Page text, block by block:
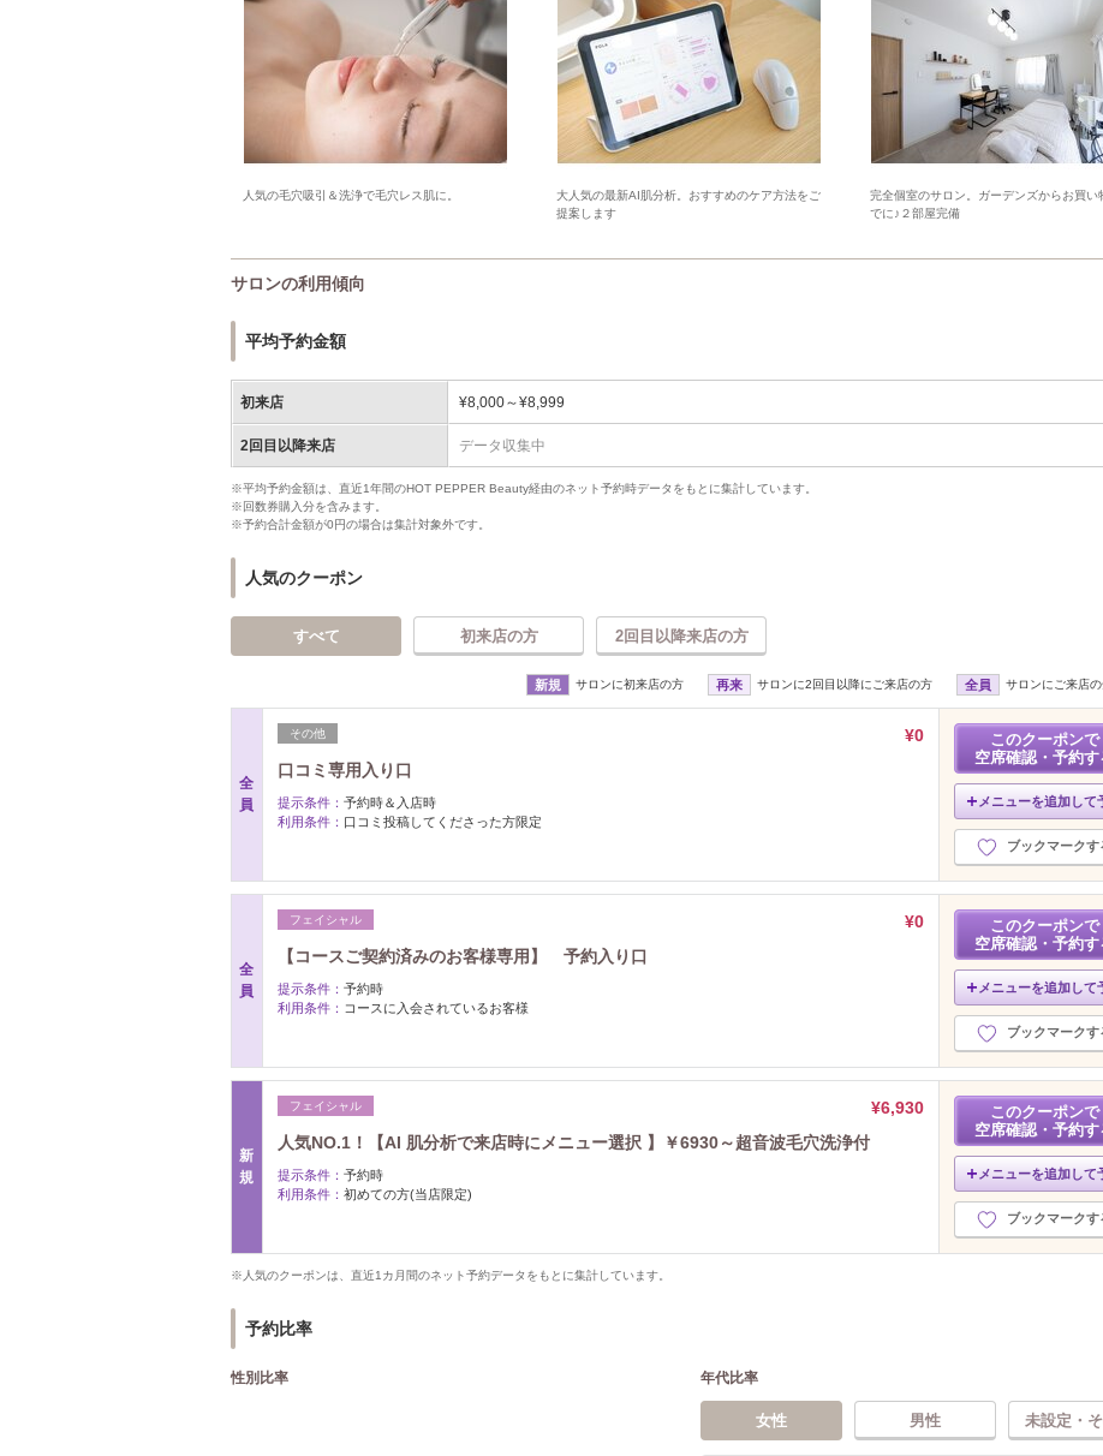
人気の毛穴吸引＆洗浄で毛穴レス肌に。
大人気の最新AI肌分析。おすすめのケア方法をご
提案します
完全個室のサロン。ガーデンズからお買い
でに♪２部屋完備
サロンの利用傾向
平均予約金額
初来店 ¥8,000～¥8,999
2回目以降来店 データ収集中
※平均予約金額は、直近1年間のHOT PEPPER Beauty経由のネット予約時データをもとに集計しています。
※回数券購入分を含みます。
※予約合計金額が0円の場合は集計対象外です。
人気のクーポン
すべて 初来店の方 2回目以降来店の方
新規 サロンに初来店の方 再来 サロンに2回目以降にご来店の方 全員 サロンにご来店
全
員
その他
¥0
口コミ専用入り口
提示条件： 予約時＆入店時
利用条件： 口コミ投稿してくださった方限定
このクーポンで
空席確認・予約す
メニューを追加して
ブックマークす
全
員
フェイシャル
¥0
【コースご契約済みのお客様専用】 予約入り口
提示条件： 予約時
利用条件： コースに入会されているお客様
このクーポンで
空席確認・予約す
メニューを追加して
ブックマークす
新
規
フェイシャル
¥6,930
人気NO.1！【AI 肌分析で来店時にメニュー選択 】￥6930～超音波毛穴洗浄付
提示条件： 予約時
利用条件： 初めての方(当店限定)
このクーポンで
空席確認・予約す
メニューを追加して
ブックマークす
※人気のクーポンは、直近1カ月間のネット予約データをもとに集計しています。
予約比率
性別比率 年代比率
女性 男性 未設定・